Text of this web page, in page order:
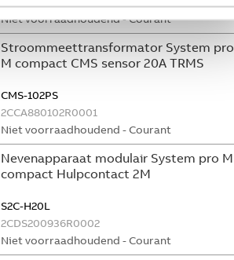
Niet voorraadhoudend - Courant
Stroommeettransformator System pro
M compact CMS sensor 20A TRMS
CMS-102PS
2CCA880102R0001
Niet voorraadhoudend - Courant
Nevenapparaat modulair System pro M
compact Hulpcontact 2M
S2C-H20L
2CDS200936R0002
Niet voorraadhoudend - Courant